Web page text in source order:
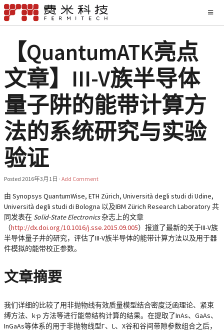
【QuantumATK亮点
文章】III-V族半导体
量子阱的能带计算方
法的系统研究与实验
验证
Posted 2016年3月1日 · Add Comment
由 Synopsys QuantumWise, ETH Zürich, Università degli studi di Udine,
Università degli studi di Bologna 以及IBM Zürich Research Laboratory 共
同发表在 Solid-State Electronics杂志上的文章
（http://dx.doi.org/10.1016/j.sse.2015.09.005）报道了最新的关于III-V族
半导体量子井的研究，评估了III-V族半导体的能带计算方法以及用于器
件模拟的能带校正参数。
文章摘要
我们详细的比较了用非抛物线有效质量模型结合密度泛函理论、紧束
缚方法、 k·p 方法等进行能带结构计算的结果。在提取了InAs、GaAs、
InGaAs等体系的用于非抛物线型Γ、L、X谷和谷间带隙参数组合之后，